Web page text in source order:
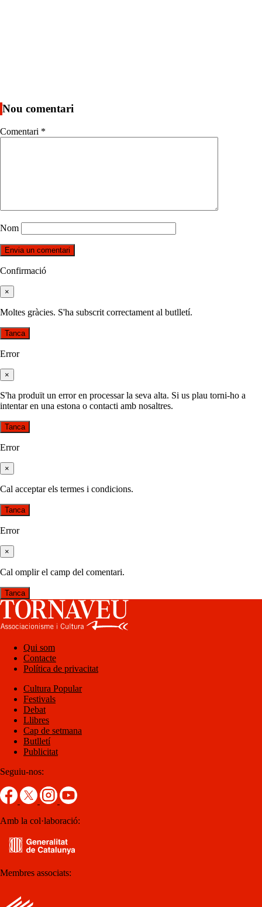
Nou comentari
Comentari *
Nom
Confirmació
×
Moltes gràcies. S'ha subscrit correctament al butlletí.
Tanca
Error
×
S'ha produït un error en processar la seva alta. Si us plau torni-ho a
intentar en una estona o contacti amb nosaltres.
Tanca
Error
×
Cal acceptar els termes i condicions.
Tanca
Error
×
Cal omplir el camp del comentari.
Tanca
Qui som
Contacte
Política de privacitat
Cultura Popular
Festivals
Debat
Llibres
Cap de setmana
Butlletí
Publicitat
Seguiu-nos:
Amb la col·laboració:
Membres associats: